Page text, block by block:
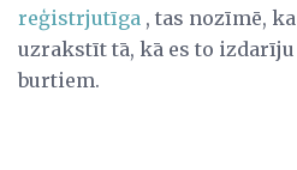
reģistrjutīga , tas nozīmē,
uzrakstīt tā, kā es to
burtiem.